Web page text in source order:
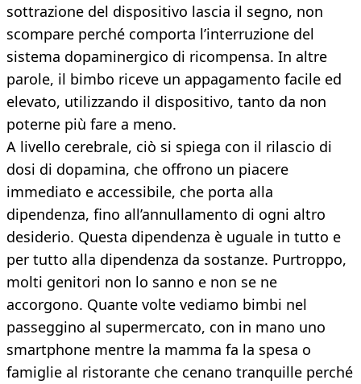
sottrazione del dispositivo lascia il segno, non
scompare perché comporta l’interruzione del
sistema dopaminergico di ricompensa. In altre
parole, il bimbo riceve un appagamento facile ed
elevato, utilizzando il dispositivo, tanto da non
poterne più fare a meno.
A livello cerebrale, ciò si spiega con il rilascio di
dosi di dopamina, che offrono un piacere
immediato e accessibile, che porta alla
dipendenza, fino all’annullamento di ogni altro
desiderio. Questa dipendenza è uguale in tutto e
per tutto alla dipendenza da sostanze. Purtroppo,
molti genitori non lo sanno e non se ne
accorgono. Quante volte vediamo bimbi nel
passeggino al supermercato, con in mano uno
smartphone mentre la mamma fa la spesa o
famiglie al ristorante che cenano tranquille perché